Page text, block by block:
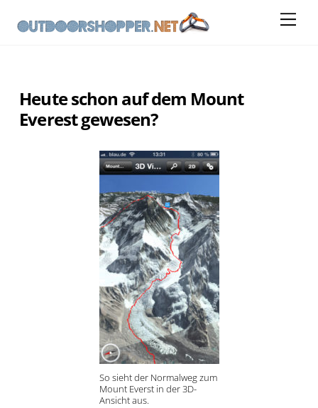
content
Heute schon auf dem Mount
Everest gewesen?
So sieht der Normalweg zum
Mount Everst in der 3D-
Ansicht aus.